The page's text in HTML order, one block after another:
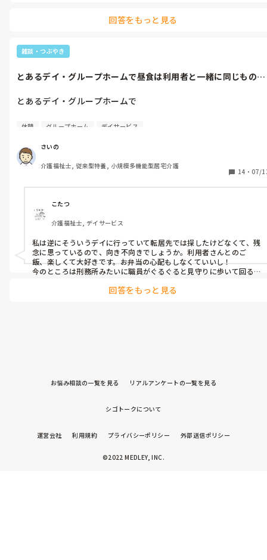
回答をもっと見る
雑談・つぶやき
とあるデイ・グループホームで昼食は利用者と一緒に同じものを
とあるデイ・グループホームで
昼食は利用者と一緒に同じものを食べます。
食べた分は給料から天引きです。(強制)
...おかしいと思うのは僕だけでしょうか？
休憩 グループホーム デイサービス
さいの
介護福祉士, 従来型特養, 小規模多機能型居宅介護
14 ・ 07/
こたつ
介護福祉士, デイサービス
私は逆にそういうデイに行っていて転居先では探したけどなくて、残
念に思っているので、向き不向きでしょうか。利用者さんとのご
飯、楽しくて大好きです。お弁当の心配もしなくていいし！
今のところは刑務所みたいに職員がぐるぐると見守りに歩いて回る
回答をもっと見る
お悩み相談の一覧を見る リアルアンケートの一覧を見る
シゴトークについて
運営会社 利用規約 プライバシーポリシー 外部送信ポリシー
©2022 MEDLEY, INC.